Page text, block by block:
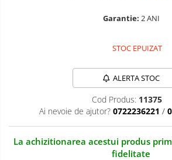
Garantie: 2 ANI
STOC EPUIZAT
ALERTA STOC
Cod Produs: 11375
Ai nevoie de ajutor? 0722236221 /
La achizitionarea acestui produs
fidelitate